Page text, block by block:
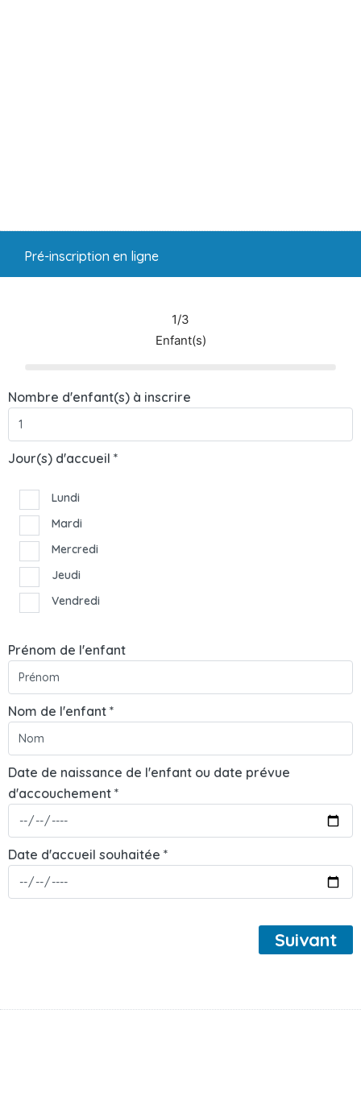
Pré-inscription en ligne
1/3
Enfant(s)
Nombre d'enfant(s) à inscrire
Jour(s) d'accueil *
Lundi
Mardi
Mercredi
Jeudi
Vendredi
Prénom de l'enfant
Nom de l'enfant *
Date de naissance de l'enfant ou date prévue
d'accouchement *
Date d'accueil souhaitée *
Suivant